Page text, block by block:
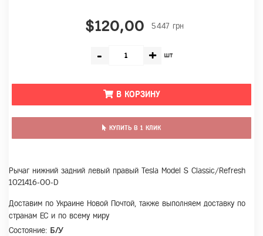
$120,00 5447 грн
- + шт
В КОРЗИНУ
КУПИТЬ В 1 КЛИК
Рычаг нижний задний левый правый Tesla Model S Classic/Refresh
1021416-00-D
Доставим по Украине Новой Почтой, также выполняем доставку по
странам ЕС и по всему миру
Состояние: Б/У